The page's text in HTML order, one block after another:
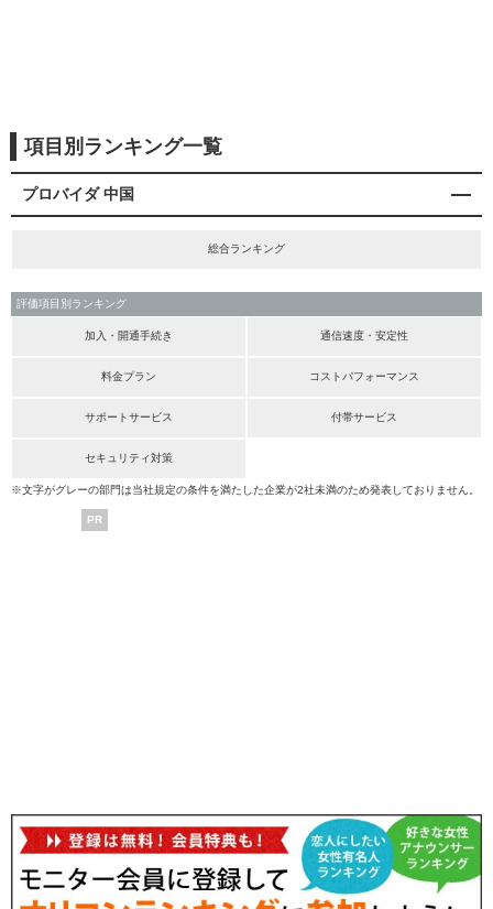
項目別ランキング一覧
プロバイダ 中国
総合ランキング
評価項目別ランキング
加入・開通手続き 通信速度・安定性
料金プラン コストパフォーマンス
サポートサービス 付帯サービス
セキュリティ対策
※文字がグレーの部門は当社規定の条件を満たした企業が2社未満のため発表しておりません。
PR